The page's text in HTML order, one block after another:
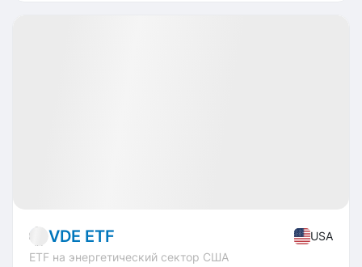
VDE ETF
USA
ETF на энергетический сектор США